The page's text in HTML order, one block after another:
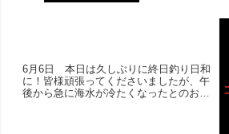
6月6日 本日は久しぶりに終日釣り日和
に！皆様頑張ってくださいましたが、午
後から急に海水が冷たくなったとのお話